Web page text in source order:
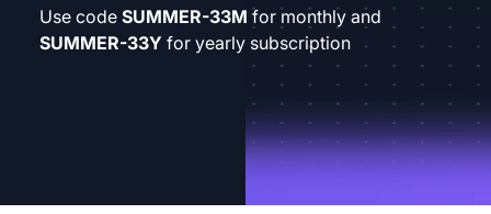
Use code SUMMER-33M for monthly and
SUMMER-33Y for yearly subscription